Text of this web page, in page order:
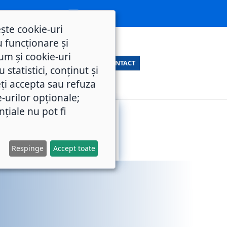
CONTACT
cookie-uri
funcționare și
și cookie-uri
statistici, conținut și
accepta sau refuza
urilor opționale;
nu pot fi
Respinge Accept toate